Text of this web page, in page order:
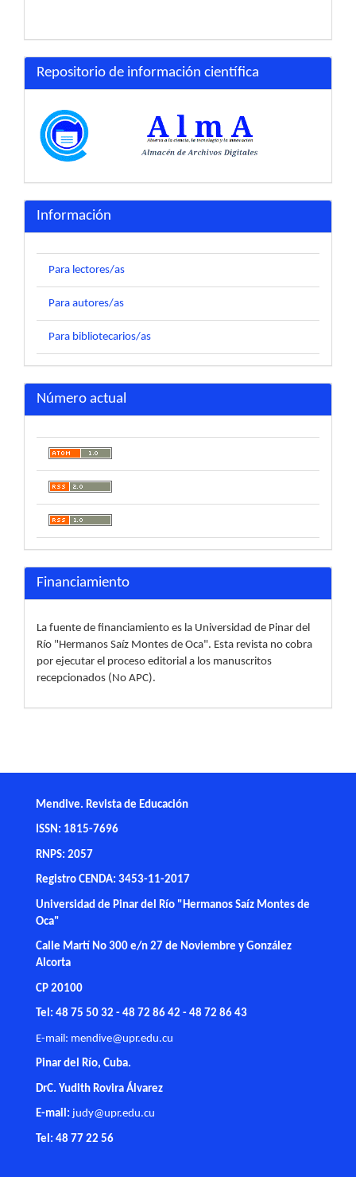
Repositorio de información científica
Información
Para lectores/as
Para autores/as
Para bibliotecarios/as
Número actual
Financiamiento
La fuente de financiamiento es la Universidad de Pinar del
Río "Hermanos Saíz Montes de Oca". Esta revista no cobra
por ejecutar el proceso editorial a los manuscritos
recepcionados (No APC).
Mendive. Revista de Educación
ISSN: 1815-7696
RNPS: 2057
Registro CENDA: 3453-11-2017
Universidad de Pinar del Río "Hermanos Saíz Montes de
Oca"
Calle Martí No 300 e/n 27 de Noviembre y González
Alcorta
CP 20100
Tel: 48 75 50 32 - 48 72 86 42 - 48 72 86 43
E-mail: mendive@upr.edu.cu
Pinar del Río, Cuba.
DrC. Yudith Rovira Álvarez
E-mail: judy@upr.edu.cu
Tel: 48 77 22 56